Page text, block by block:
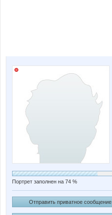
Портрет заполнен на 74 %
Отправить приватное сообщение